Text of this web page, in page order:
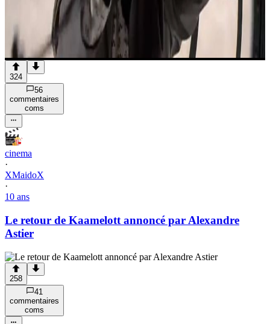
324
56
commentaires
coms
cinema
·
XMaidoX
·
10 ans
Le retour de Kaamelott annoncé par Alexandre
Astier
258
41
commentaires
coms